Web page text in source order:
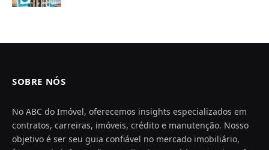
SOBRE NÓS
No ABC do Imóvel, oferecemos insights especializados em
contratos, carreiras, imóveis, crédito e manutenção. Nosso
objetivo é ser seu guia confiável no mercado imobiliário,